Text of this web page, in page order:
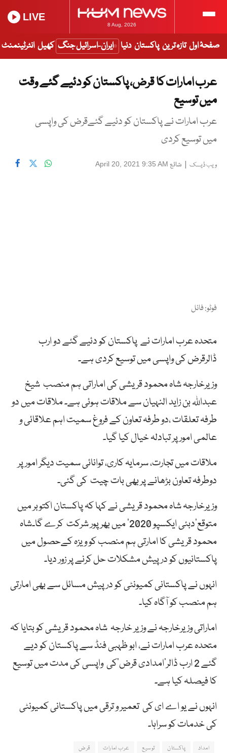
8 Aug, 2026
LIVE
صفحۂ اول تازہ ترین پاکستان دنیا ایران-اسرائیل جنگ کھیل انٹرٹینمنٹ
عرب امارات کا قرض، پاکستان کو دئیے گئے وقت
میں توسیع
عرب امارات نے پاکستان کو دئیے گئےقرض کی واپسی
میں توسیع کردی
ویب ڈیسک | شائع April 20, 2021 9:35 AM
فوٹو: فائل
متحدہ عرب امارات نے پاکستان کو دئیے گئے دو ارب
ڈالرقرض کی واپسی میں توسیع کردی ہے۔
وزیرخارجہ شاہ محمود قریشی کی اماراتی ہم منصب شیخ
عبداللہ بن زاید النہیان سے ملاقات ہوئی ہے۔ ملاقات میں دو
طرفہ تعلقات ،دو طرفہ تعاون کے فروغ سمیت اہم علاقائی و
عالمی امور پر تبادلہ خیال کیا گیا۔
ملاقات میں تجارت، سرمایہ کاری، توانائی سمیت دیگر امور پر
دوطرفہ تعاون بڑھانے پر بھی بات چیت کی گئی۔
وزیرخارجہ شاہ محمود قریشی نے کہا کہ پاکستان اکتوبر میں
متوقع’دبئی ایکسپو 2020‘ میں بھرپور شرکت کرے گا۔شاہ
محمود قریشی کا امارتی ہم منصب کو ویزہ کےحصول میں
پاکستانیوں کو درپیش مشکلات حل کرنے پر زور دیا۔
انہوں نے پاکستانی کمیونٹی کو درپیش مسائل سے بھی امارتی
ہم منصب کو آگاہ کیا۔
اماراتی وزیرخارجہ نے وزیر خارجہ شاہ محمود قریشی کو بتایا کہ
متحدہ عرب امارات نے، ابو ظہبی فنڈ سے پاکستان کو دیے
گئے 2 ارب ڈالر’امدادی قرض‘کی واپسی کی مدت میں توسیع
کا فیصلہ کیا ہے۔
انہوں نے یو اے ای کی تعمیر و ترقی میں پاکستانی کمیونٹی
کی خدمات کو سراہا۔
امداد پاکستان توسیع عرب امارات قرض